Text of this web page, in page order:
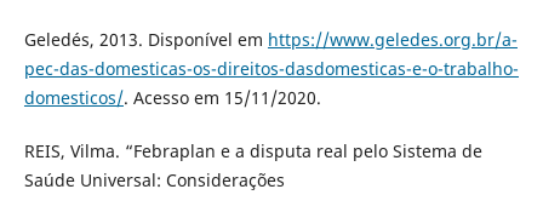
Geledés, 2013. Disponível em https://www.geledes.org.br/a-
pec-das-domesticas-os-direitos-dasdomesticas-e-o-trabalho-
domesticos/. Acesso em 15/11/2020.
REIS, Vilma. “Febraplan e a disputa real pelo Sistema de
Saúde Universal: Considerações